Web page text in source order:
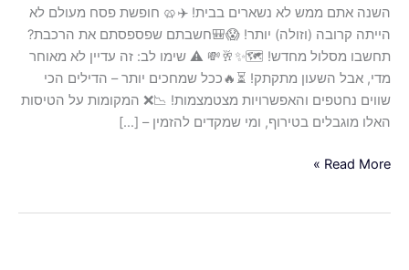
השנה אתם ממש לא נשארים בבית! ✈️🥨 חופשת פסח מעולם לא
הייתה קרובה (וזולה) יותר! 😱🎒חשבתם שפספסתם את הרכבת?
תחשבו מסלול מחדש! 🗺️✨🥂💸 ⚠️ שימו לב: זה עדיין לא מאוחר
מדי, אבל השעון מתקתק! ⏳🔥ככל שמחכים יותר – הדילים הכי
שווים נחטפים והאפשרויות מצטמצמות! 📉❌ המקומות על הטיסות
האלו מוגבלים בטירוף, ומי שמקדים להזמין – […]
מסלול
מחדש!
🗺️
✨
🥂
💸
Read More »